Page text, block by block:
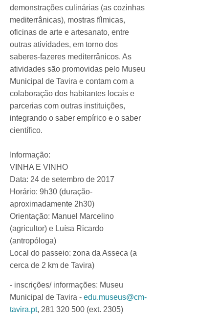
demonstrações culinárias (as cozinhas
mediterrânicas), mostras fílmicas,
oficinas de arte e artesanato, entre
outras atividades, em torno dos
saberes-fazeres mediterrânicos. As
atividades são promovidas pelo Museu
Municipal de Tavira e contam com a
colaboração dos habitantes locais e
parcerias com outras instituições,
integrando o saber empírico e o saber
científico.
Informação:
VINHA E VINHO
Data: 24 de setembro de 2017
Horário: 9h30 (duração-
aproximadamente 2h30)
Orientação: Manuel Marcelino
(agricultor) e Luísa Ricardo
(antropóloga)
Local do passeio: zona da Asseca (a
cerca de 2 km de Tavira)
- inscrições/ informações: Museu
Municipal de Tavira - edu.museus@cm-
tavira.pt, 281 320 500 (ext. 2305)